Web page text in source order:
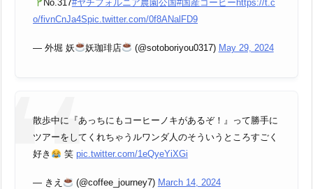
No.317#ヤチフォルニア農園公国#国産コーヒー https://t.c
o/fivnCnJa4Spic.twitter.com/0f8ANalFD9
— 外堀 妖 妖珈琲店 (@sotoboriyou0317) May 29, 2024
散歩中に『あっちにもコーヒーノキがあるぞ！』って勝手に
ツアーをしてくれちゃうルワンダ人のそういうところすごく
好き
笑 pic.twitter.com/1eQyeYiXGi
— きえ (@coffee_journey7) March 14, 2024